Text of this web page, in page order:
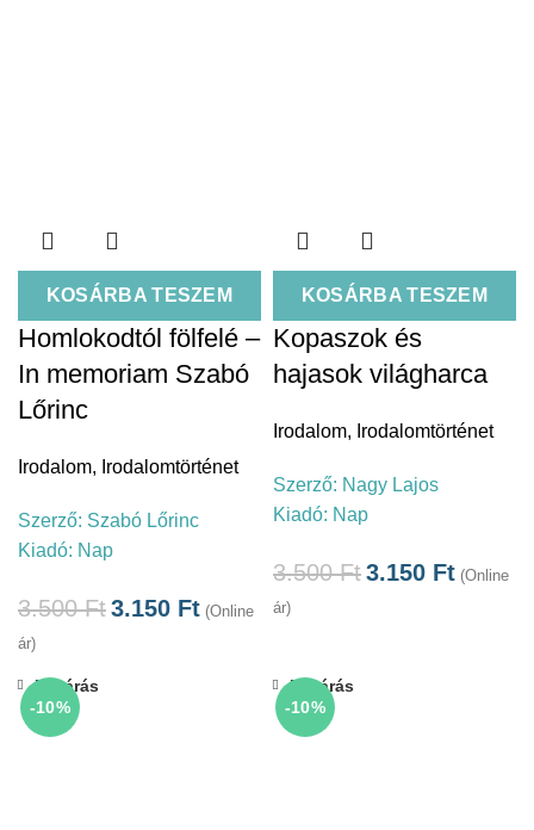
KOSÁRBA TESZEM
Homlokodtól fölfelé –
In memoriam Szabó
Lőrinc
Irodalom, Irodalomtörténet
Szerző: Szabó Lőrinc
Kiadó: Nap
3.500Ft3.150 Ft (Online
ár)
KOSÁRBA TESZEM
Kopaszok és
hajasok világharca
Irodalom, Irodalomtörténet
Szerző: Nagy Lajos
Kiadó: Nap
3.500Ft3.150 Ft (Online
ár)
-10%
Bezárás
-10%
Bezárás